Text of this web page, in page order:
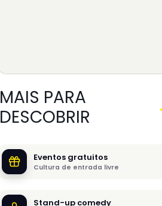
MAIS PARA
DESCOBRIR
Eventos gratuitos
Cultura de entrada livre
Stand-up comedy